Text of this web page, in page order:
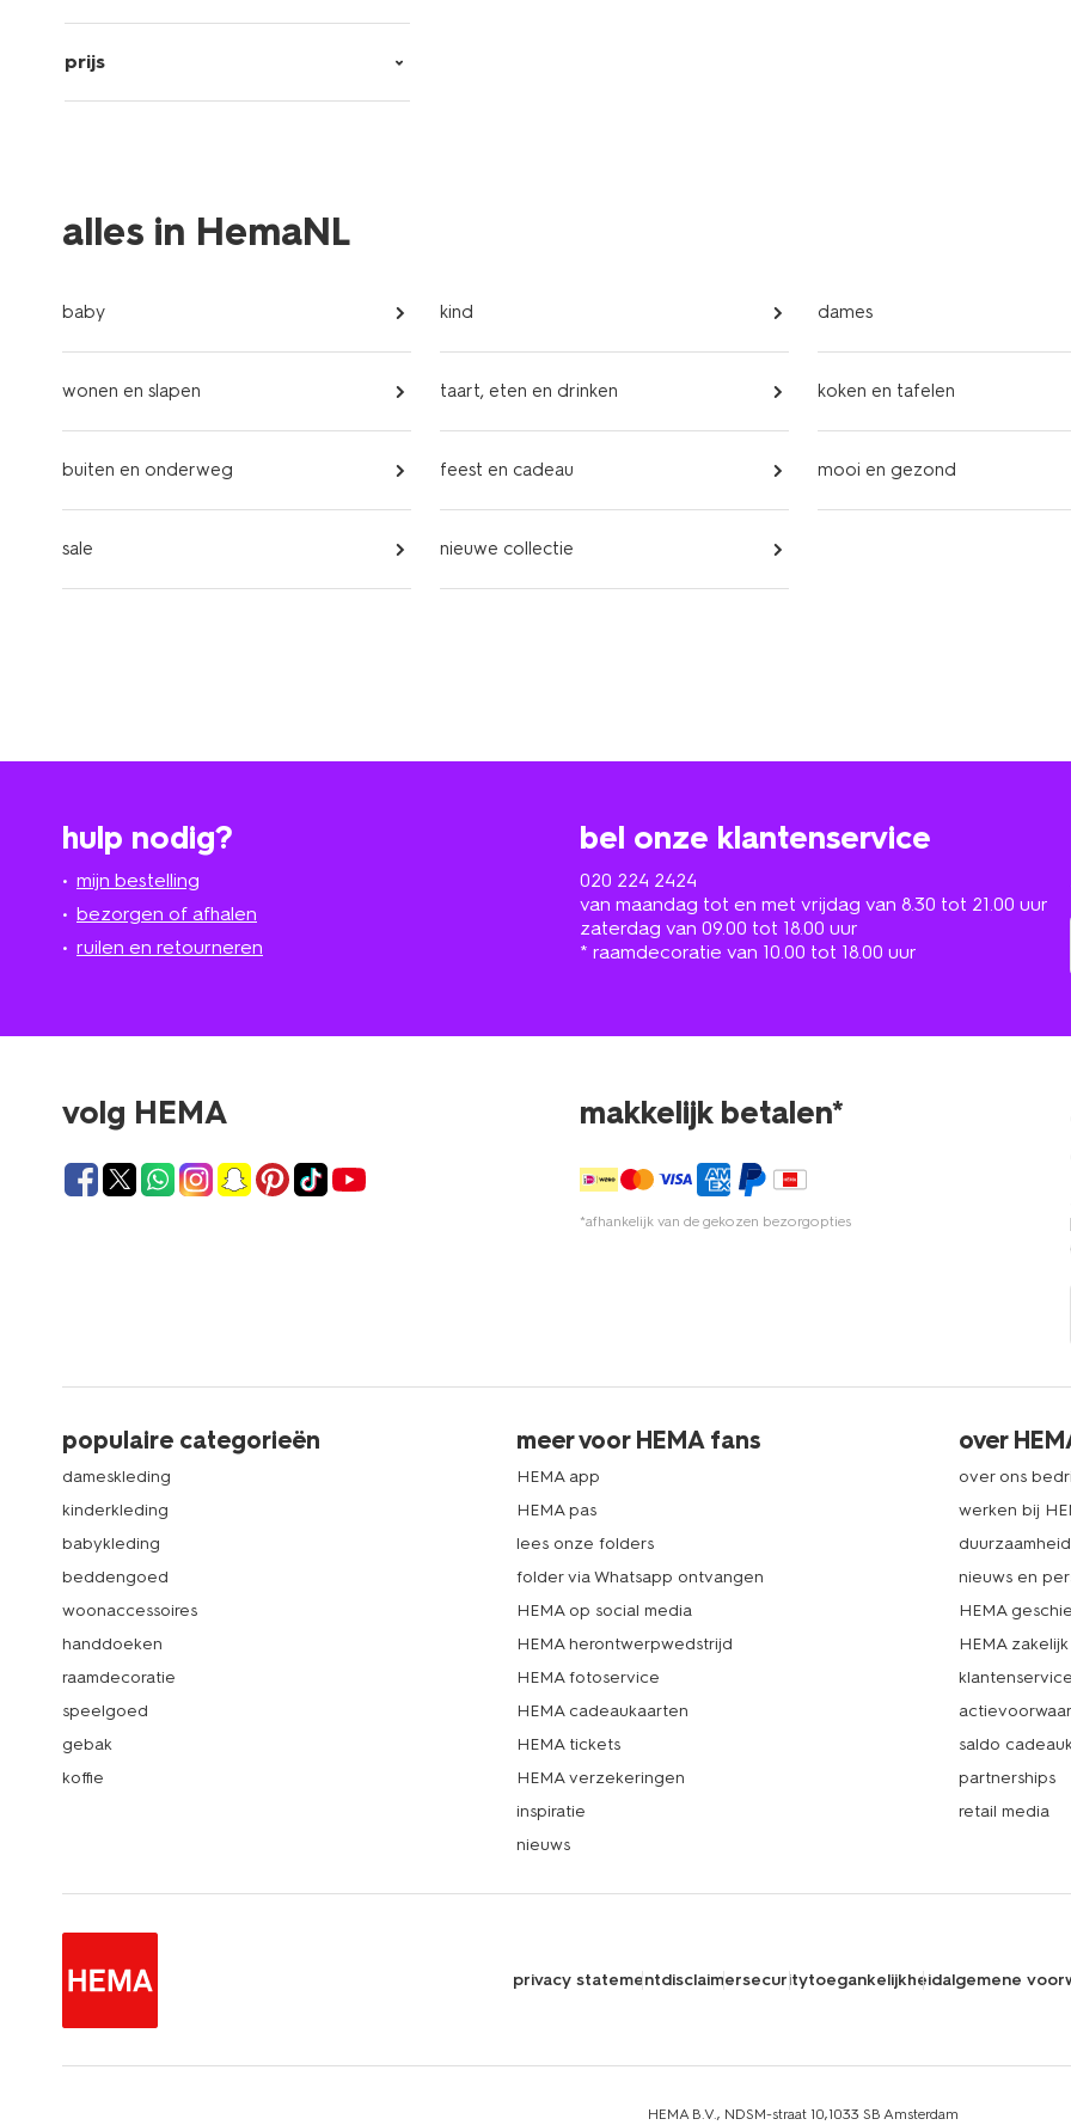
prijs
alles in HemaNL
baby kind dames
wonen en slapen taart, eten en drinken koken en tafelen
buiten en onderweg feest en cadeau mooi en gezond
sale nieuwe collectie
hulp nodig?
mijn bestelling
bezorgen of afhalen
ruilen en retourneren
bel onze klantenservice
020 224 2424
van maandag tot en met vrijdag van 8.30 tot 21.00 uur
zaterdag van 09.00 tot 18.00 uur
* raamdecoratie van 10.00 tot 18.00 uur
volg HEMA makkelijk betalen*
*afhankelijk van de gekozen bezorgopties
populaire categorieën
dameskleding
kinderkleding
babykleding
beddengoed
woonaccessoires
handdoeken
raamdecoratie
speelgoed
gebak
koffie
meer voor HEMA fans
HEMA app
HEMA pas
lees onze folders
folder via Whatsapp ontvangen
HEMA op social media
HEMA herontwerpwedstrijd
HEMA fotoservice
HEMA cadeaukaarten
HEMA tickets
HEMA verzekeringen
inspiratie
nieuws
over
over ons
werken bij
duurzaamheid
nieuws en
HEMA
HEMA zakelijk
klantenservice
saldo
partnerships
retail media
privacy statementdisclaimersecuritytoegankelijkheidalgemene
HEMA B.V., NDSM-straat 10,1033 SB Amsterdam